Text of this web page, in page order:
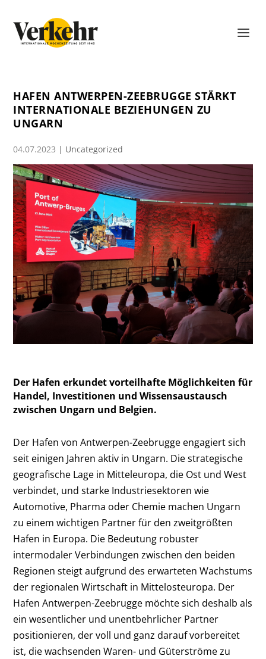
HAFEN ANTWERPEN-ZEEBRUGGE STÄRKT
INTERNATIONALE BEZIEHUNGEN ZU
UNGARN
04.07.2023 | Uncategorized
Der Hafen erkundet vorteilhafte Möglichkeiten für
Handel, Investitionen und Wissensaustausch
zwischen Ungarn und Belgien.
Der Hafen von Antwerpen-Zeebrugge engagiert sich
seit einigen Jahren aktiv in Ungarn. Die strategische
geografische Lage in Mitteleuropa, die Ost und West
verbindet, und starke Industriesektoren wie
Automotive, Pharma oder Chemie machen Ungarn
zu einem wichtigen Partner für den zweitgrößten
Hafen in Europa. Die Bedeutung robuster
intermodaler Verbindungen zwischen den beiden
Regionen steigt aufgrund des erwarteten Wachstums
der regionalen Wirtschaft in Mittelosteuropa. Der
Hafen Antwerpen-Zeebrugge möchte sich deshalb als
ein wesentlicher und unentbehrlicher Partner
positionieren, der voll und ganz darauf vorbereitet
ist, die wachsenden Waren- und Güterströme zu